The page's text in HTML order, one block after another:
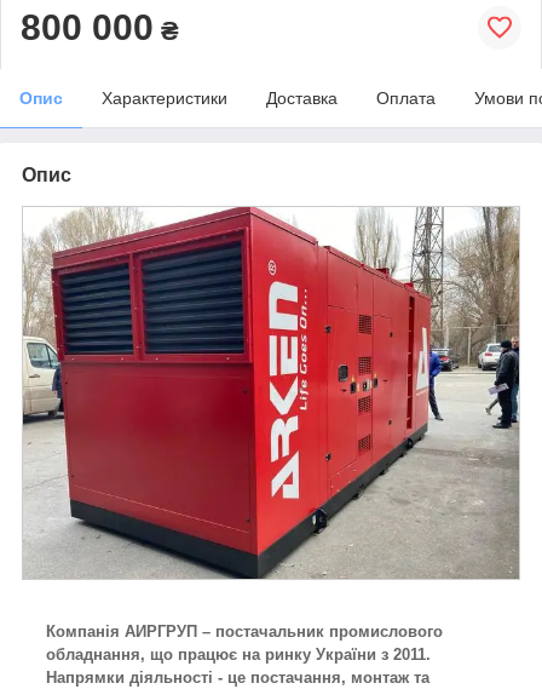
800 000 ₴
Опис Характеристики Доставка Оплата Умови
Опис
Компанія АИРГРУП – постачальник промислового
обладнання, що працює на ринку України з 2011.
Напрямки діяльності - це постачання, монтаж та